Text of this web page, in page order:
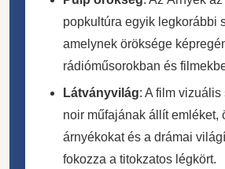
popkultúra egyik legkorábbi
amelynek öröksége
rádióműsorokban és
Látványvilág: A film
noir műfajának állít emléket,
árnyékokat és a drámai
fokozza a titokzatos légkört.